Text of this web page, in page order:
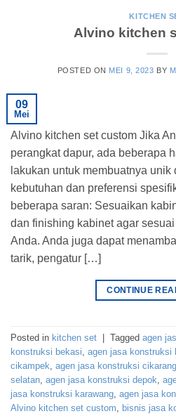
KITCHEN
Alvino kitchen
POSTED ON MEI 9, 2023 BY
09
Mei
Alvino kitchen set custom Jika
perangkat dapur, ada beberapa
lakukan untuk membuatnya
kebutuhan dan preferensi
beberapa saran: Sesuaikan
dan finishing kabinet agar
Anda. Anda juga dapat
tarik, pengatur […]
CONTINUE
Posted in kitchen set Tagged agen
konstruksi bekasi, agen jasa konstruksi
cikampek, agen jasa konstruksi cikarang
selatan, agen jasa konstruksi depok,
jasa konstruksi karawang, agen jasa
Alvino kitchen set custom, bisnis jasa